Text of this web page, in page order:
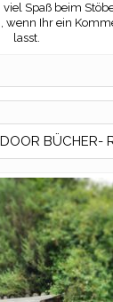
Spaß beim
wenn Ihr ein
lasst.
BÜCHER-